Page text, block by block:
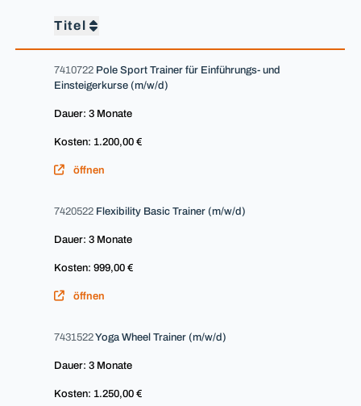
Titel
7410722 Pole Sport Trainer für Einführungs- und
Einsteigerkurse (m/w/d)
Dauer: 3 Monate
Kosten: 1.200,00 €
öffnen
7420522 Flexibility Basic Trainer (m/w/d)
Dauer: 3 Monate
Kosten: 999,00 €
öffnen
7431522Yoga Wheel Trainer (m/w/d)
Dauer: 3 Monate
Kosten: 1.250,00 €